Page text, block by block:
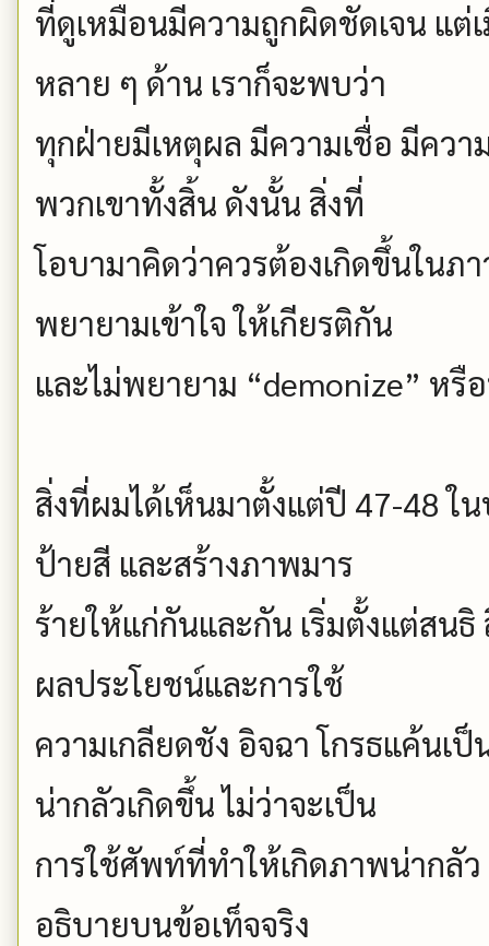
ที่ดูเหมือนมีความถูกผิดชัดเจน แต่
หลาย ๆ ด้าน เราก็จะพบว่า
ทุกฝ่ายมีเหตุผล มีความเชื่อ มีคว
พวกเขาทั้งสิ้น ดังนั้น สิ่งที่
โอบามาคิดว่าควรต้องเกิดขึ้นในภ
พยายามเข้าใจ ให้เกียรติกัน
และไม่พยายาม “demonize” ห
สิ่งที่ผมได้เห็นมาตั้งแต่ปี 47-48 ใ
ป้ายสี และสร้างภาพมาร
ร้ายให้แก่กันและกัน เริ่มตั้งแต่สน
ผลประโยชน์และการใช้
ความเกลียดชัง อิจฉา โกรธแค้น
น่ากลัวเกิดขึ้น ไม่ว่าจะเป็น
การใช้ศัพท์ที่ทำให้เกิดภาพน่ากลั
อธิบายบนข้อเท็จจริง